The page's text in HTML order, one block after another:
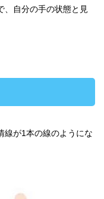
、自分の手の状態と見
線が1本の線のようにな